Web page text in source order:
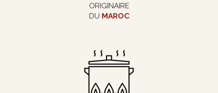
ORIGINAIRE
DU MAROC